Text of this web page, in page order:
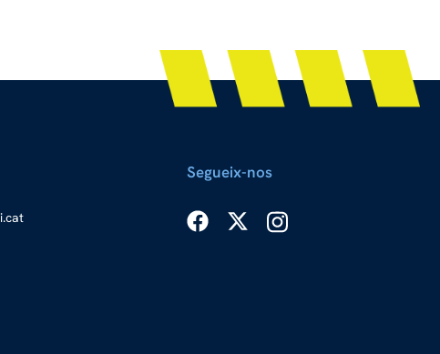
tac.i
Segueix-nos